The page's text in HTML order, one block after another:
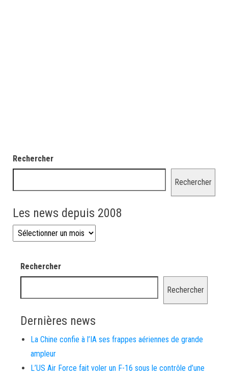
Rechercher
Rechercher
Les news depuis 2008
Les news depuis 2008
Rechercher
Rechercher
Dernières news
La Chine confie à l’IA ses frappes aériennes de grande
ampleur
L’US Air Force fait voler un F-16 sous le contrôle d’une